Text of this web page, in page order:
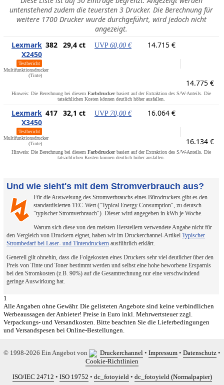
untenstehend zudem die teuersten 3 Drucker. Die Berechnung für
weitere 1700 Drucker wurde durchgeführt, wird jedoch nicht
angezeigt.
Lexmark
X2450
Testbericht
Multifunktionsdrucker
(Tinte)
382 29,4 ct UVP 60,00 € 14.715 €
14.775 €
Hinweis: Die Berechnung bei diesem Farbdruckerbasiert auf der Extraktion des S/W-Anteils. Die
tatsächlichen Kosten können deutlich höher ausfallen.
Lexmark
X3450
Testbericht
Multifunktionsdrucker
(Tinte)
417 32,1 ct UVP 70,00 € 16.064 €
16.134 €
Hinweis: Die Berechnung bei diesem Farbdruckerbasiert auf der Extraktion des S/W-Anteils. Die
tatsächlichen Kosten können deutlich höher ausfallen.
Und wie sieht's mit dem Stromverbrauch aus?
↯
Für die Ausweisung des Stromverbrauchs eines Bürodruckers gibt es den
standardisierten TEC-Wert ("Typical Energy Consumption", zu deutsch
"typischer Stromverbrauch"). Dieser wird angegeben in kWh je Woche.
Warum sich diese von den meisten Herstellern verwendete Angabe nicht für
den Vergleich von Druckern eignet, haben wir im Druckerchannel-Artikel Typischer
Strombedarf bei Laser- und Tintendruckern ausführlich erklärt.
Generell gilt ohnehin, dass die Folgekosten eines Druckers sehr viel deutlicher über den
Preis von Tinte und Toner bestimmt werden und selbst eine hohe beworbene Ersparnis
bei den Stromkosten (z.B. 90%) auf die Gesamtrechnung nur eine verschwindend
geringe Auswirkung hat.
1
Alle Angaben ohne Gewähr. Die gelisteten Angebote sind keine verbindlichen
Werbeaussagen der Anbieter! Preise in Euro inkl. Mehrwertsteuer zzgl.
Verpackungs- und Versandkosten. Bitte beachten Sie die Lieferbedingungen
und Versandspesen bei Online-Bestellungen.
© 1998-2026 Ein Angebot von Druckerchannel • Impressum • Datenschutz •
Cookie-Richtlinien
ISO/IEC 24712 • ISO 19752 • dc_fotoyield• dc_fotoyield (Normalpapier)